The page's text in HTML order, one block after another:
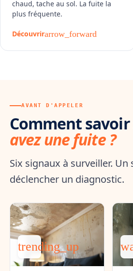
chaud, tache au sol. La fuite la
plus fréquente.
Découvrirarrow_forward
AVANT D'APPELER
Comment savoir
avez une fuite ?
Six signaux à surveiller.
déclencher un diagnostic.
trending_up